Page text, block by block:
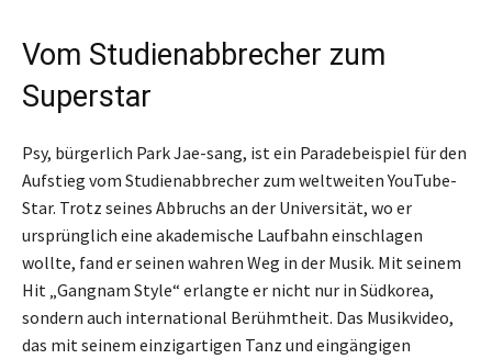
Vom Studienabbrecher zum
Superstar
Psy, bürgerlich Park Jae-sang, ist ein Paradebeispiel für den
Aufstieg vom Studienabbrecher zum weltweiten YouTube-
Star. Trotz seines Abbruchs an der Universität, wo er
ursprünglich eine akademische Laufbahn einschlagen
wollte, fand er seinen wahren Weg in der Musik. Mit seinem
Hit „Gangnam Style“ erlangte er nicht nur in Südkorea,
sondern auch international Berühmtheit. Das Musikvideo,
das mit seinem einzigartigen Tanz und eingängigen